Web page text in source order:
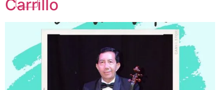
Carrillo